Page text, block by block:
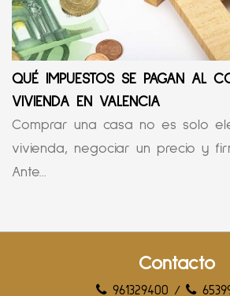
QUÉ IMPUESTOS SE PAGAN AL
VIVIENDA EN VALENCIA
Comprar una casa no es solo
vivienda, negociar un precio y
Ante...
Contacto
961329400 /